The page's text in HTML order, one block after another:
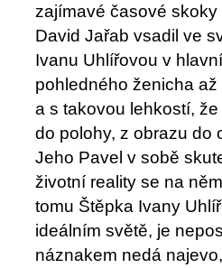
zajímavé časové
David Jařab vsadil ve
Ivanu Uhlířovou v
pohledného ženicha
a s takovou lehkostí,
do polohy, z obrazu do
Jeho Pavel v sobě
životní reality se na
tomu Štěpka Ivany
ideálním světě, je
náznakem nedá